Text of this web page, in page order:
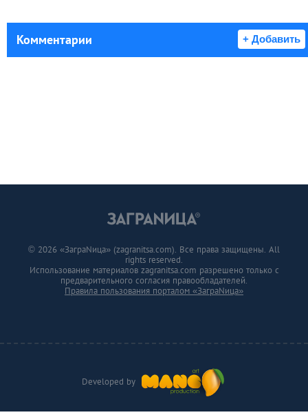
Комментарии + Добавить
Developed by
© 2026 «ЗаграNица» (zagranitsa.com). Все права защищены. All
rights reserved.
Использование материалов zagranitsa.com разрешено только с
предварительного согласия правообладателей.
Правила пользования порталом «ЗаграNица»